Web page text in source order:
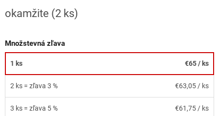
cena:
okamžite (2 ks)
Množstevná zľava
1 ks €65/ ks
2 ks = zľava 3 % €63,05 / ks
3 ks = zľava 5 % €61,75 / ks